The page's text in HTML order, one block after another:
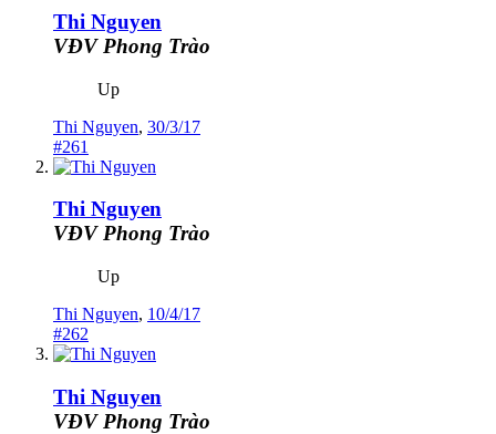
Thi Nguyen
VĐV Phong Trào
Up
Thi Nguyen, 30/3/17
#261
Thi Nguyen
VĐV Phong Trào
Up
Thi Nguyen, 10/4/17
#262
Thi Nguyen
VĐV Phong Trào